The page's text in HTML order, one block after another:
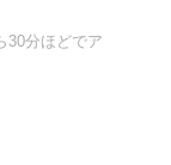
30分ほどでア